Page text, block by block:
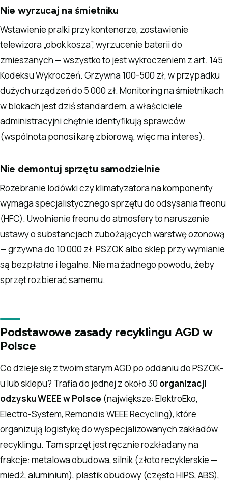
Nie wyrzucaj na śmietniku
Wstawienie pralki przy kontenerze, zostawienie
telewizora „obok kosza”, wyrzucenie baterii do
zmieszanych — wszystko to jest wykroczeniem z art. 145
Kodeksu Wykroczeń. Grzywna 100-500 zł, w przypadku
dużych urządzeń do 5 000 zł. Monitoring na śmietnikach
w blokach jest dziś standardem, a właściciele
administracyjni chętnie identyfikują sprawców
(wspólnota ponosi karę zbiorową, więc ma interes).
Nie demontuj sprzętu samodzielnie
Rozebranie lodówki czy klimatyzatora na komponenty
wymaga specjalistycznego sprzętu do odsysania freonu
(HFC). Uwolnienie freonu do atmosfery to naruszenie
ustawy o substancjach zubożających warstwę ozonową
— grzywna do 10 000 zł. PSZOK albo sklep przy wymianie
są bezpłatne i legalne. Nie ma żadnego powodu, żeby
sprzęt rozbierać samemu.
Podstawowe zasady recyklingu AGD w
Polsce
Co dzieje się z twoim starym AGD po oddaniu do PSZOK-
u lub sklepu? Trafia do jednej z około 30 organizacji
odzysku WEEE w Polsce (największe: ElektroEko,
Electro-System, Remondis WEEE Recycling), które
organizują logistykę do wyspecjalizowanych zakładów
recyklingu. Tam sprzęt jest ręcznie rozkładany na
frakcje: metalowa obudowa, silnik (złoto recyklerskie —
miedź, aluminium), plastik obudowy (często HIPS, ABS),